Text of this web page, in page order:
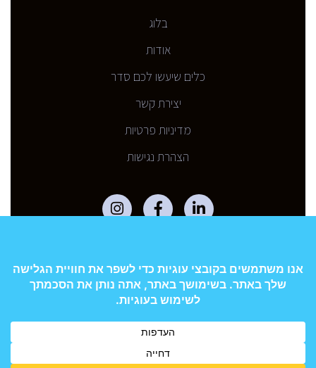
בלוג
אודות
כלים שיעשו לכם סדר
יצירת קשר
מדיניות פרטיות
הצהרת נגישות
כל התכנים והחומרים באתר אינם מהווים ייעוץ פיננסי, השקעות,
משכנתאות, או כל המלצה או הצעה לנקיטת פעולה. העושה שימוש
במאמרים או בכל תוכן אחר באתר כדי לקבל החלטות, עושה זאת
הצרכים האישיים, המשפחתיים ולאחר בחינה מעמיקה של חלופות,
תוך תכנון ארוך טווח.